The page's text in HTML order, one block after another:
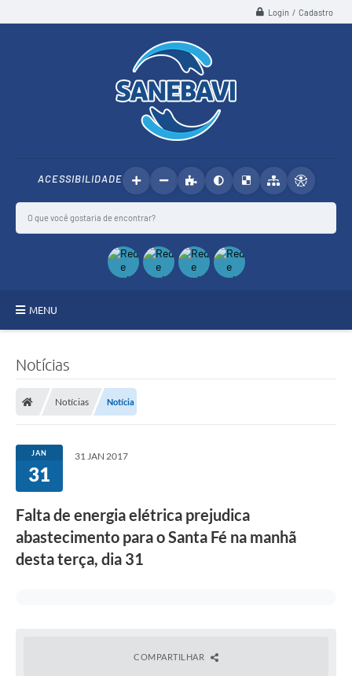
Login / Cadastro
ACESSIBILIDADE
MENU
ÁGUA
COMPRAS E LICITAÇÕES
CONTATOS
Legislação
Notícias
Notícias Notícia
JAN
31
31 JAN 2017
Falta de energia elétrica prejudica
abastecimento para o Santa Fé na manhã
desta terça, dia 31
COMPARTILHAR